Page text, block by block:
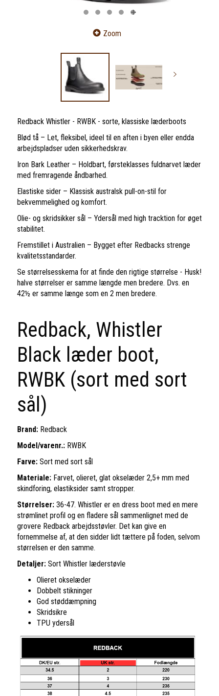
Zoom
Redback Whistler - RWBK - sorte, klassiske læderboots
Blød tå – Let, fleksibel, ideel til en aften i byen eller endda
arbejdspladser uden sikkerhedskrav.
Iron Bark Leather – Holdbart, førsteklasses fuldnarvet læder
med fremragende åndbarhed.
Elastiske sider – Klassisk australsk pull-on-stil for
bekvemmelighed og komfort.
Olie- og skridsikker sål – Ydersål med high tracktion for øget
stabilitet.
Fremstillet i Australien – Bygget efter Redbacks strenge
kvalitetsstandarder.
Se størrelsesskema for at finde den rigtige størrelse - Husk!
halve størrelser er samme længde men bredere. Dvs. en
42½ er samme længe som en 2 men bredere.
Redback, Whistler
Black læder boot,
RWBK (sort med sort
sål)
Brand: Redback
Model/varenr.: RWBK
Farve: Sort med sort sål
Materiale: Farvet, olieret, glat okselæder 2,5+ mm med
skindforing, elastiksider samt stropper.
Størrelser: 36-47. Whistler er en dress boot med en mere
strømlinet profil og en fladere sål sammenlignet med de
grovere Redback arbejdsstøvler. Det kan give en
fornemmelse af, at den sidder lidt tættere på foden, selvom
størrelsen er den samme.
Detaljer: Sort Whistler læderstøvle
Olieret okselæder
Dobbelt stikninger
God støddæmpning
Skridsikre
TPU ydersål